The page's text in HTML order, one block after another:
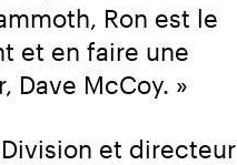
Ron est le
et en faire une
Dave McCoy. »
et directeur